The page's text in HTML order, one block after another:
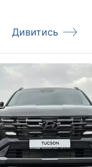
Дивитись